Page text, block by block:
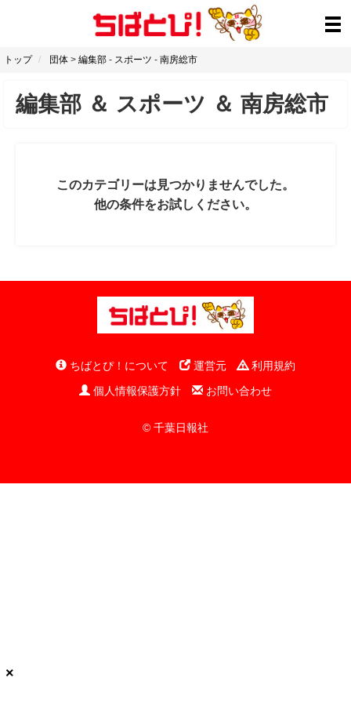
トップ 団体 > 編集部 - スポーツ - 南房総市
編集部 ＆ スポーツ ＆ 南房総市
このカテゴリーは見つかりませんでした。
他の条件をお試しください。
ちばとぴ！について 運営元
利用規約
個人情報保護方針
お問い合わせ
© 千葉日報社
×